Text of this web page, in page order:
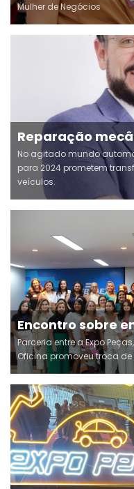
Mulher de Negócios
Reparação
para 2024
No agitado mundo
para 2024 prometem
veículos.
Encontro sobre
reúne 44
reparação
Parceria entre a Expo
Oficina promoveu troca de